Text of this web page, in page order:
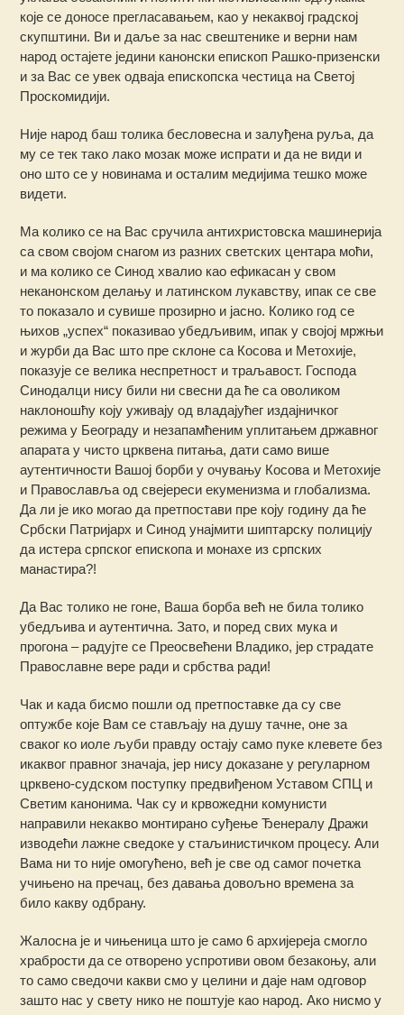
које се доносе прегласавањем, као у некаквој градској
скупштини. Ви и даље за нас свештенике и верни нам
народ остајете једини канонски епископ Рашко-призенски
и за Вас се увек одваја епископска честица на Светој
Проскомидији.
Није народ баш толика бесловесна и залуђена руља, да
му се тек тако лако мозак може испрати и да не види и
оно што се у новинама и осталим медијима тешко може
видети.
Ма колико се на Вас сручила антихристовска машинерија
са свом својом снагом из разних светских центара моћи,
и ма колико се Синод хвалио као ефикасан у свом
неканонском делању и латинском лукавству, ипак се све
то показало и сувише прозирно и јасно. Колико год се
њихов „успех“ показивао убедљивим, ипак у својој мржњи
и журби да Вас што пре склоне са Косова и Метохије,
показује се велика неспретност и траљавост. Господа
Синодалци нису били ни свесни да ће са оволиком
наклоношћу коју уживају од владајућег издајничког
режима у Београду и незапамћеним уплитањем државног
апарата у чисто црквена питања, дати само више
аутентичности Вашој борби у очувању Косова и Метохије
и Православља од свејереси екуменизма и глобализма.
Да ли је ико могао да претпостави пре коју годину да ће
Србски Патријарх и Синод унајмити шиптарску полицију
да истера српског епископа и монахе из српских
манастира?!
Да Вас толико не гоне, Ваша борба већ не била толико
убедљива и аутентична. Зато, и поред свих мука и
прогона – радујте се Преосвећени Владико, јер страдате
Православне вере ради и србства ради!
Чак и када бисмо пошли од претпоставке да су све
оптужбе које Вам се стављају на душу тачне, оне за
сваког ко иоле љуби правду остају само пуке клевете без
икаквог правног значаја, јер нису доказане у регуларном
црквено-судском поступку предвиђеном Уставом СПЦ и
Светим канонима. Чак су и крвожедни комунисти
направили некакво монтирано суђење Ђенералу Дражи
изводећи лажне сведоке у стаљинистичком процесу. Али
Вама ни то није омогућено, већ је све од самог почетка
учињено на пречац, без давања довољно времена за
било какву одбрану.
Жалосна је и чињеница што је само 6 aрхијереја смогло
храбрости да се отворено успротиви овом безакоњу, али
то само сведочи какви смо у целини и даје нам одговор
зашто нас у свету нико не поштује као народ. Ако нисмо у